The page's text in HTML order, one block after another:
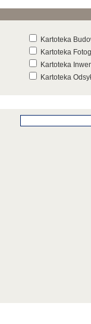
Kartoteka
Kartoteka
Kartoteka
Kartoteka
Kartoteka
Kartoteka